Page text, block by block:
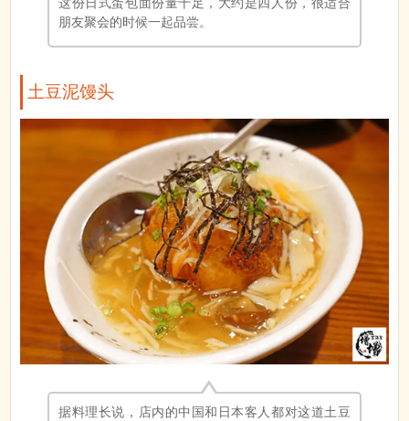
朋友聚会的时候一起品尝。
土豆泥馒头
据料理长说，店内的中国和日本客人都对这道土豆